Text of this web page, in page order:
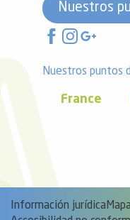
Nuestros
Nuestros puntos
France
Información jurídica